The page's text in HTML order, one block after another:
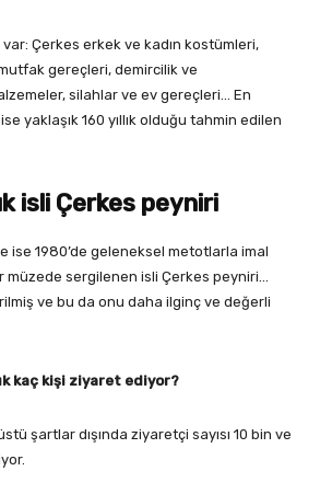
Çerkes erkek ve kadın kostümleri,
gereçleri, demircilik ve
silahlar ve ev gereçleri… En
yaklaşık 160 yıllık olduğu tahmin edilen
isli Çerkes peyniri
ise 1980’de geleneksel metotlarla imal
müzede sergilenen isli Çerkes peyniri…
ve bu da onu daha ilginç ve değerli
kaç kişi ziyaret ediyor?
şartlar dışında ziyaretçi sayısı 10 bin ve